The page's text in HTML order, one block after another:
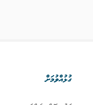
ގުޅުއްވުމަށް